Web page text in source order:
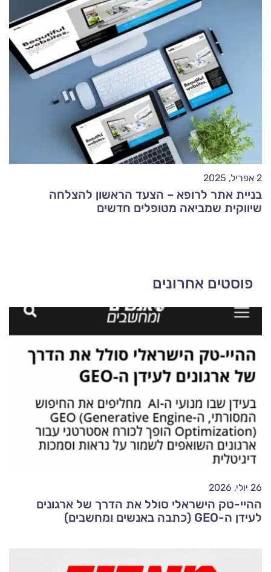
2 אפריל, 2025
בניית אתר לרופא – הצעד הראשון להצלחה
שיווקית שמביאה מטופלים חדשים
פוסטים אחרונים
26 יולי, 2026
ההיי-טק הישראלי סולל את הדרך של ארגונים
לעידן ה-GEO (כתבה באנשים ומחשבים)